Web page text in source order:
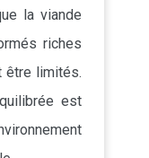
la viande
riches
être limités.
est